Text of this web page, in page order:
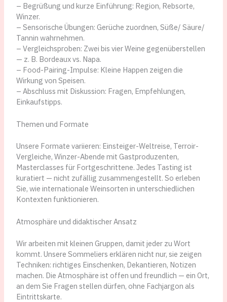
– Begrüßung und kurze Einführung: Region, Rebsorte,
Winzer.
– Sensorische Übungen: Gerüche zuordnen, Süße/ Säure/
Tannin wahrnehmen.
– Vergleichsproben: Zwei bis vier Weine gegenüberstellen
— z. B. Bordeaux vs. Napa.
– Food-Pairing-Impulse: Kleine Happen zeigen die
Wirkung von Speisen.
– Abschluss mit Diskussion: Fragen, Empfehlungen,
Einkaufstipps.
Themen und Formate
Unsere Formate variieren: Einsteiger-Weltreise, Terroir-
Vergleiche, Winzer-Abende mit Gastproduzenten,
Masterclasses für Fortgeschrittene. Jedes Tasting ist
kuratiert — nicht zufällig zusammengestellt. So erleben
Sie, wie internationale Weinsorten in unterschiedlichen
Kontexten funktionieren.
Atmosphäre und didaktischer Ansatz
Wir arbeiten mit kleinen Gruppen, damit jeder zu Wort
kommt. Unsere Sommeliers erklären nicht nur, sie zeigen
Techniken: richtiges Einschenken, Dekantieren, Notizen
machen. Die Atmosphäre ist offen und freundlich — ein Ort,
an dem Sie Fragen stellen dürfen, ohne Fachjargon als
Eintrittskarte.